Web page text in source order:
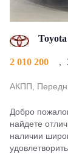
2 010 200 ,
АКПП,
Добро
найдете
наличии